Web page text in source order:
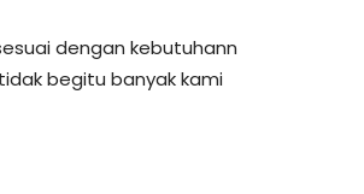
dengan kebutuhann
begitu banyak kami